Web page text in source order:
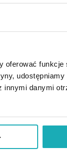
funkcje
udostępniamy
danymi